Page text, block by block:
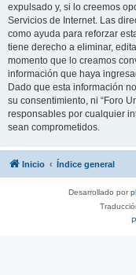
expulsado y, si lo creemos
Servicios de Internet. Las
como ayuda para reforzar
tiene derecho a eliminar,
momento que lo creamos
información que haya
Dado que esta información
su consentimiento, ni “Foro
responsables por cualquier
sean comprometidos.
Inicio Índice general
Desarrollado por